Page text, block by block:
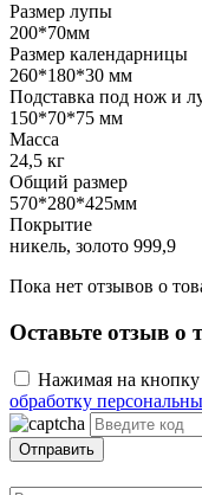
Размер лупы
200*70мм
Размер календарницы
260*180*30 мм
Подставка под нож и
150*70*75 мм
Масса
24,5 кг
Общий размер
570*280*425мм
Покрытие
никель, золото 999,9
Пока нет отзывов о
Оставьте отзыв о
Нажимая на кнопку
обработку
Отправить